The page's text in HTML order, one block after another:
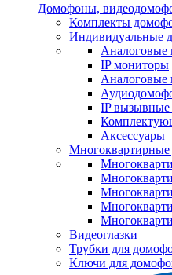
Домофоны,
Комплекты
Индивидуальные
Аналоговые
IP мониторы
Аналоговые
IP вызывные
Аксессуары
Видеоглазки
Трубки для
Ключи для